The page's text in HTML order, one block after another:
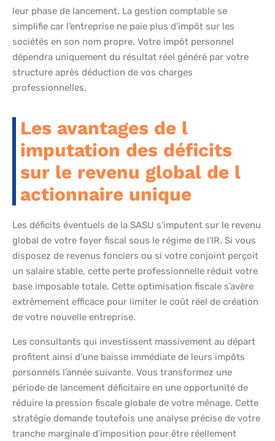
leur phase de lancement. La gestion comptable se
simplifie car l’entreprise ne paie plus d’impôt sur les
sociétés en son nom propre. Votre impôt personnel
dépendra uniquement du résultat réel généré par votre
structure après déduction de vos charges
professionnelles.
Les avantages de l
imputation des déficits
sur le revenu global de l
actionnaire unique
Les déficits éventuels de la SASU s’imputent sur le revenu
global de votre foyer fiscal sous le régime de l’IR. Si vous
disposez de revenus fonciers ou si votre conjoint perçoit
un salaire stable, cette perte professionnelle réduit votre
base imposable totale. Cette optimisation fiscale s’avère
extrêmement efficace pour limiter le coût réel de création
de votre nouvelle entreprise.
Les consultants qui investissent massivement au départ
profitent ainsi d’une baisse immédiate de leurs impôts
personnels l’année suivante. Vous transformez une
période de lancement déficitaire en une opportunité de
réduire la pression fiscale globale de votre ménage. Cette
stratégie demande toutefois une analyse précise de votre
tranche marginale d’imposition pour être réellement